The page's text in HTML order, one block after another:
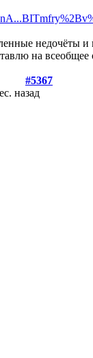
недочёты и
на всеобщее
#5367
назад